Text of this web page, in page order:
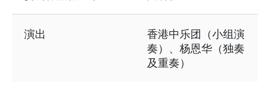
演出
香港中乐团（小组演
奏）、杨恩华（独奏
及重奏）